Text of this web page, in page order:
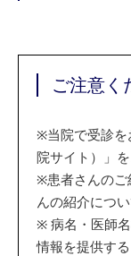
ご注意く
※当院で受診
院サイト）」を
※患者さんの
んの紹介につ
※ 病名・医師
情報を提供す